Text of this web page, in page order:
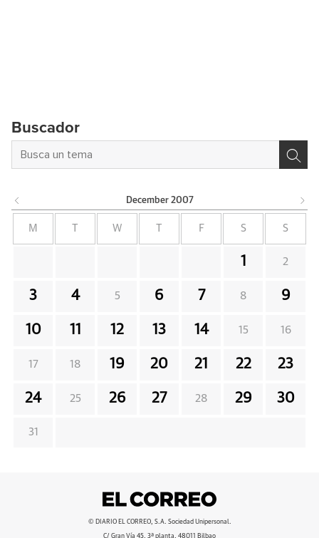
Buscador
December 2007
M W F S S
1 2
3 4 5 6 7 8 9
10 11 12 13 14 15 16
17 18 19 20 21 22 23
24 25 26 27 28 29 30
31
© DIARIO EL CORREO, S.A. Sociedad Unipersonal.
C/ Gran Vía 45, 3ª planta, 48011 Bilbao